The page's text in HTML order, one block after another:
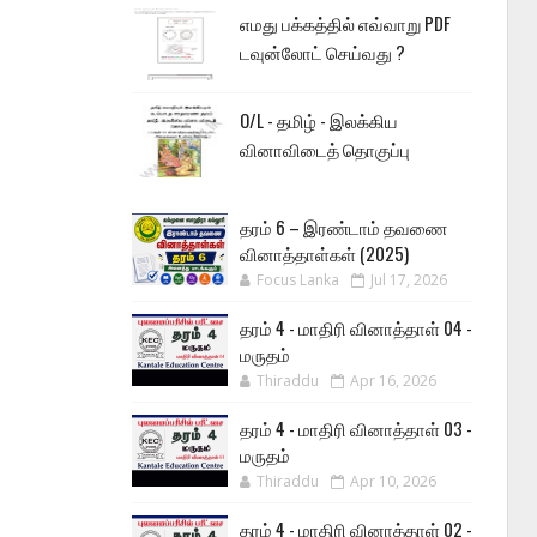
எமது பக்கத்தில் எவ்வாறு PDF
டவுன்லோட் செய்வது ?
O/L - தமிழ் - இலக்கிய
வினாவிடைத் தொகுப்பு
தரம் 6 – இரண்டாம் தவணை
வினாத்தாள்கள் (2025)
Focus Lanka Jul 17, 2026
தரம் 4 - மாதிரி வினாத்தாள் 04 -
மருதம்
Thiraddu Apr 16, 2026
தரம் 4 - மாதிரி வினாத்தாள் 03 -
மருதம்
Thiraddu Apr 10, 2026
தரம் 4 - மாதிரி வினாத்தாள் 02 -